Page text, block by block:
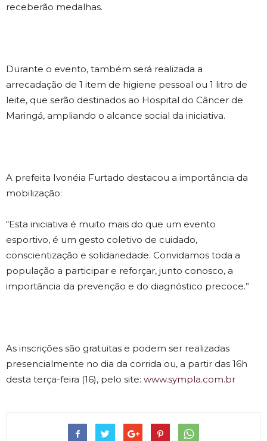
receberão medalhas.
Durante o evento, também será realizada a
arrecadação de 1 item de higiene pessoal ou 1 litro de
leite, que serão destinados ao Hospital do Câncer de
Maringá, ampliando o alcance social da iniciativa.
A prefeita Ivonéia Furtado destacou a importância da
mobilização:
“Esta iniciativa é muito mais do que um evento
esportivo, é um gesto coletivo de cuidado,
conscientização e solidariedade. Convidamos toda a
população a participar e reforçar, junto conosco, a
importância da prevenção e do diagnóstico precoce.”
As inscrições são gratuitas e podem ser realizadas
presencialmente no dia da corrida ou, a partir das 16h
desta terça-feira (16), pelo site: www.sympla.com.br